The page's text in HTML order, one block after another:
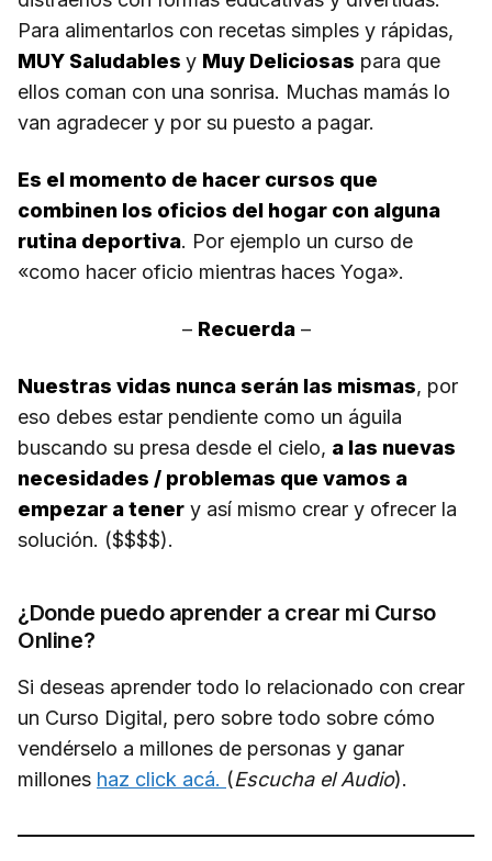
Para alimentarlos con recetas simples y rápidas,
MUY Saludables y Muy Deliciosas para que
ellos coman con una sonrisa. Muchas mamás lo
van agradecer y por su puesto a pagar.
Es el momento de hacer cursos que
combinen los oficios del hogar con alguna
rutina deportiva. Por ejemplo un curso de
«como hacer oficio mientras haces Yoga».
– Recuerda–
Nuestras vidas nunca serán las mismas, por
eso debes estar pendiente como un águila
buscando su presa desde el cielo, a las nuevas
necesidades / problemas que vamos a
empezar a tener y así mismo crear y ofrecer la
solución. ($$$$).
¿Donde puedo aprender a crear mi Curso
Online?
Si deseas aprender todo lo relacionado con crear
un Curso Digital, pero sobre todo sobre cómo
vendérselo a millones de personas y ganar
millones haz click acá. (Escucha el Audio).